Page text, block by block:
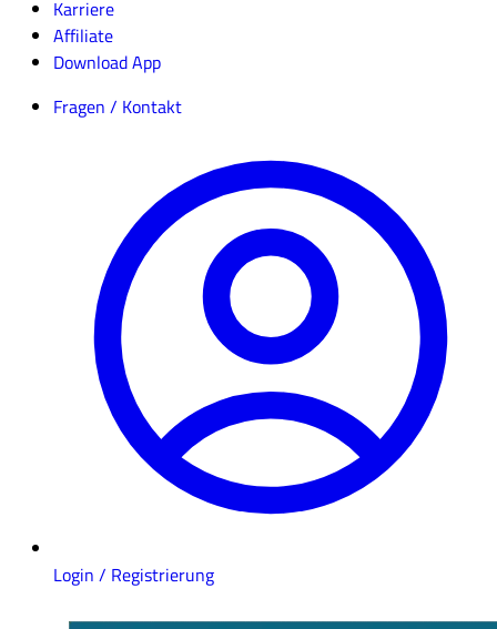
Karriere
Affiliate
Download App
Fragen / Kontakt
Login / Registrierung